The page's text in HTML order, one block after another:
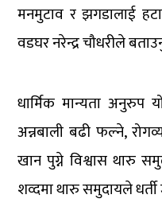
मनमुटाव र झगडालाई
वडघर नरेन्द्र चौधरीले
धार्मिक मान्यता अनुरुप
अन्नबाली बढी फल्ने,
खान पुग्ने विश्वास थारु
शव्दमा थारु समुदायले धर्ती